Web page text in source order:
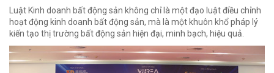
Luật Kinh doanh bất động sản không chỉ là một đạo luật điều chỉnh
hoạt động kinh doanh bất động sản, mà là một khuôn khổ pháp lý
kiến tạo thị trường bất động sản hiện đại, minh bạch, hiệu quả.